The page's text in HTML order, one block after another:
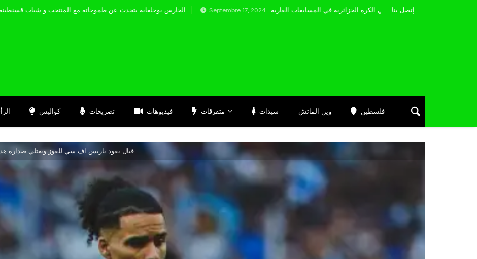
الحارس بوحلفاية يتحدث عن طموحاته مع المنتخب و Septembre 17, 2024 إتصل بنا
كواليس تصريحات فيديوهات متفرقات سيدات وين الماتش فلسطين
قبال يقود باريس اف سي للفوز ويعتلي صدارة